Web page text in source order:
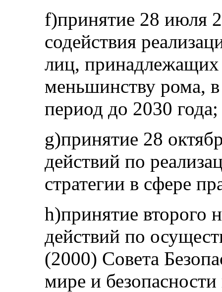
f)принятие 28 июля
содействия
лиц,
меньшинству рома,
период до 2030 года;
g)принятие 28
действий по
стратегии в сфере
h)принятие второго
действий по
(2000) Совета
мире и